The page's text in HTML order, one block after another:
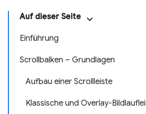
Auf dieser Seite
Einführung
Scrollbalken – Grundlagen
Aufbau einer Scrollleiste
Klassische und Overlay-